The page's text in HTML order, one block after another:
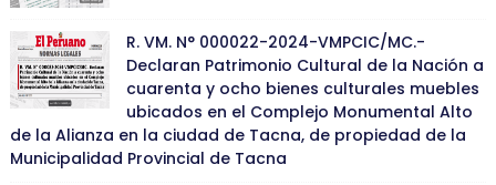
R. VM. N° 000022-2024-VMPCIC/MC.-
Declaran Patrimonio Cultural de la Nación a
cuarenta y ocho bienes culturales muebles
ubicados en el Complejo Monumental Alto
de la Alianza en la ciudad de Tacna, de propiedad de la
Municipalidad Provincial de Tacna